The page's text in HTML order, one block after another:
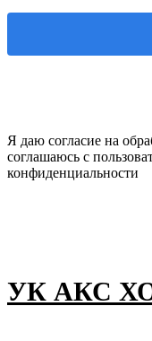
Я даю согласие на
соглашаюсь с
конфиденциальности
УК АКС